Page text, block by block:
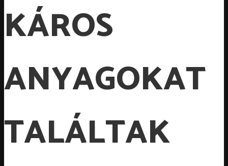
KÁROS
ANYAGOKAT
TALÁLTAK